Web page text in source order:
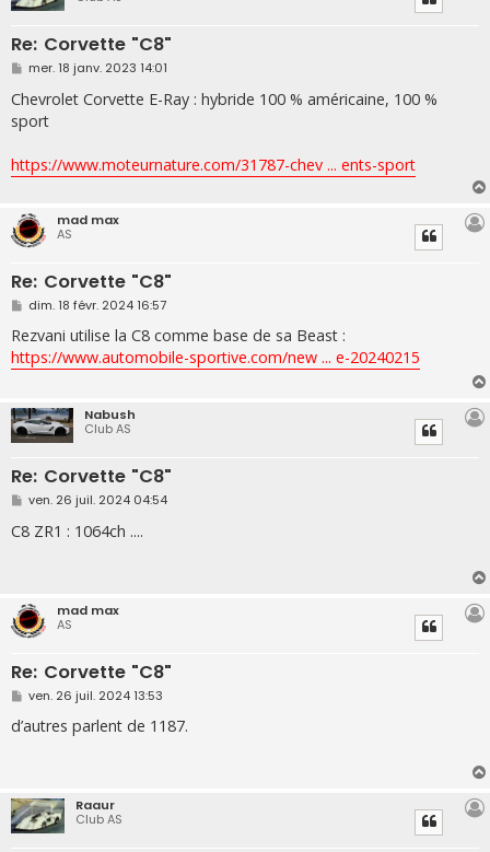
Re: Corvette "C8"
M
s
s
a
mer. 18 janv. 2023 14:01
Chevrolet Corvette E-Ray : hybride 100 % américaine, 100 %
sport
https://www.moteurnature.com/31787-chev ... ents-sport
mad max
AS
Re: Corvette "C8"
M
s
s
a
g
dim. 18 févr. 2024 16:57
Rezvani utilise la C8 comme base de sa Beast :
https://www.automobile-sportive.com/new ... e-20240215
Nabush
Club AS
Re: Corvette "C8"
M
s
s
ven. 26 juil. 2024 04:54
C8 ZR1 : 1064ch ....
mad max
AS
Re: Corvette "C8"
M
s
s
ven. 26 juil. 2024 13:53
d’autres parlent de 1187.
Raaur
Club AS